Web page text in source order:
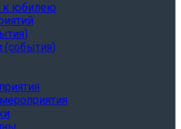
к юбилею
(события)